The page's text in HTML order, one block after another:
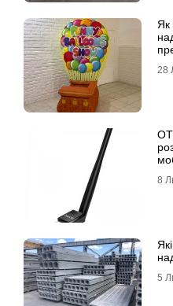
Як
28
8
5